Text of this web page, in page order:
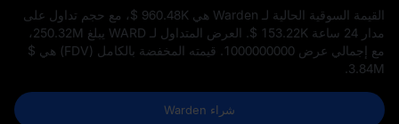
القيمة السوقية الحالية لـ Warden هي $ 960.48K، مع حجم تداول على
مدار 24 ساعة
$ 153.22K . العرض المتداول لـ WARD يبلغ 250.32M،
مع إجمالي عرض 1000000000 . قيمته المخفضة بالكامل (FDV) هي
$
3.84M
شراء Warden